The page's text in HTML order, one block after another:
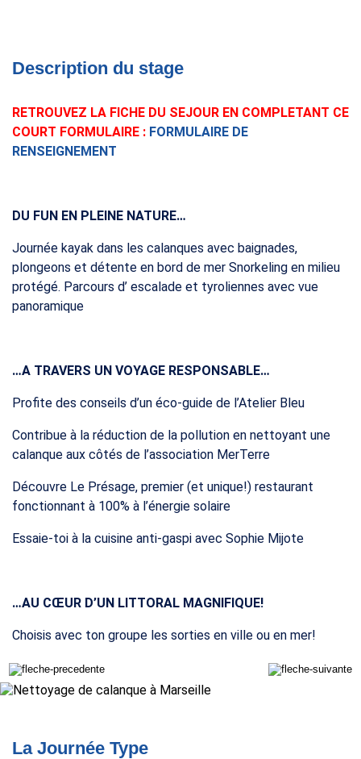
Été - Printemps
RÉSERVER
Description du stage
RETROUVEZ LA FICHE DU SEJOUR EN COMPLETANT CE
COURT FORMULAIRE : FORMULAIRE DE
RENSEIGNEMENT
DU FUN EN PLEINE NATURE…
Journée kayak dans les calanques avec baignades,
plongeons et détente en bord de mer Snorkeling en milieu
protégé. Parcours d’ escalade et tyroliennes avec vue
panoramique
…A TRAVERS UN VOYAGE RESPONSABLE…
Profite des conseils d’un éco-guide de l’Atelier Bleu
Contribue à la réduction de la pollution en nettoyant une
calanque aux côtés de l’association MerTerre
Découvre Le Présage, premier (et unique!) restaurant
fonctionnant à 100% à l’énergie solaire
Essaie-toi à la cuisine anti-gaspi avec Sophie Mijote
…AU CŒUR D’UN LITTORAL MAGNIFIQUE!
Choisis avec ton groupe les sorties en ville ou en mer!
La Journée Type